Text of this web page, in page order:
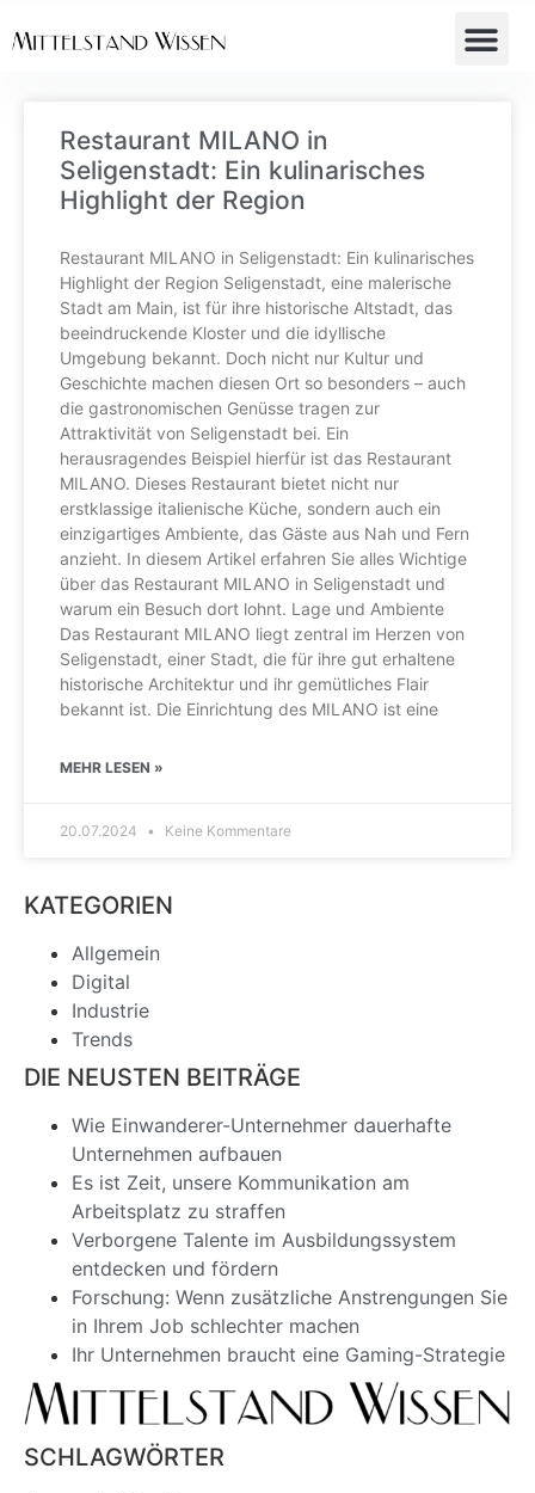
Restaurant MILANO in
Seligenstadt: Ein kulinarisches
Highlight der Region
Restaurant MILANO in Seligenstadt: Ein kulinarisches
Highlight der Region Seligenstadt, eine malerische
Stadt am Main, ist für ihre historische Altstadt, das
beeindruckende Kloster und die idyllische
Umgebung bekannt. Doch nicht nur Kultur und
Geschichte machen diesen Ort so besonders – auch
die gastronomischen Genüsse tragen zur
Attraktivität von Seligenstadt bei. Ein
herausragendes Beispiel hierfür ist das Restaurant
MILANO. Dieses Restaurant bietet nicht nur
erstklassige italienische Küche, sondern auch ein
einzigartiges Ambiente, das Gäste aus Nah und Fern
anzieht. In diesem Artikel erfahren Sie alles Wichtige
über das Restaurant MILANO in Seligenstadt und
warum ein Besuch dort lohnt. Lage und Ambiente
Das Restaurant MILANO liegt zentral im Herzen von
Seligenstadt, einer Stadt, die für ihre gut erhaltene
historische Architektur und ihr gemütliches Flair
bekannt ist. Die Einrichtung des MILANO ist eine
MEHR LESEN »
20.07.2024 Keine Kommentare
KATEGORIEN
Allgemein
Digital
Industrie
Trends
DIE NEUSTEN BEITRÄGE
Wie Einwanderer-Unternehmer dauerhafte
Unternehmen aufbauen
Es ist Zeit, unsere Kommunikation am
Arbeitsplatz zu straffen
Verborgene Talente im Ausbildungssystem
entdecken und fördern
Forschung: Wenn zusätzliche Anstrengungen Sie
in Ihrem Job schlechter machen
Ihr Unternehmen braucht eine Gaming-Strategie
SCHLAGWÖRTER